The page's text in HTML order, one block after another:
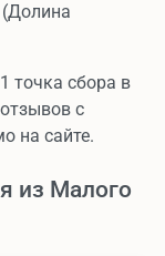
точка сбора в
с
на сайте.
из Малого